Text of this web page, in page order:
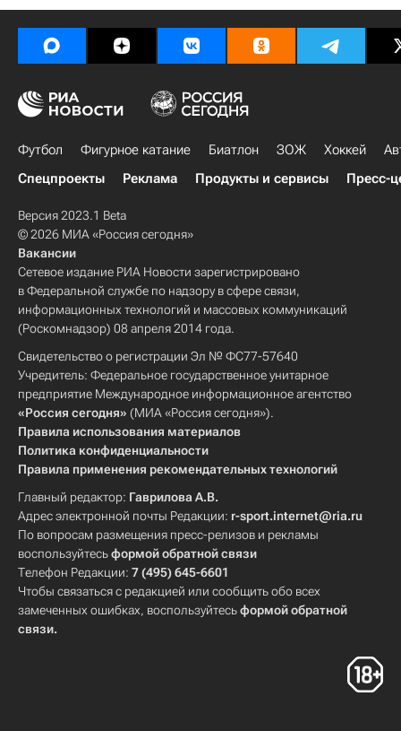
Футбол Фигурное катание Биатлон ЗОЖ Хоккей
Спецпроекты
Реклама Продукты и сервисы Пресс-
Версия 2023.1 Beta
© 2026 МИА «Россия сегодня»
Вакансии
Сетевое издание РИА Новости зарегистрировано
в Федеральной службе по надзору в сфере связи,
информационных технологий и массовых коммуникаций
(Роскомнадзор) 08 апреля 2014 года.
Свидетельство о регистрации Эл № ФС77-57640
Учредитель: Федеральное государственное унитарное
предприятие Международное информационное агентство
«Россия сегодня» (МИА «Россия сегодня»).
Правила использования материалов
Политика конфиденциальности
Правила применения рекомендательных технологий
Главный редактор: Гаврилова А.В.
Адрес электронной почты Редакции: r-sport.internet@ria.ru
По вопросам размещения пресс-релизов и рекламы
воспользуйтесьформой обратной связи
Телефон Редакции: 7 (495) 645-6601
Чтобы связаться с редакцией или сообщить обо всех
замеченных ошибках, воспользуйтесьформой обратной
связи.